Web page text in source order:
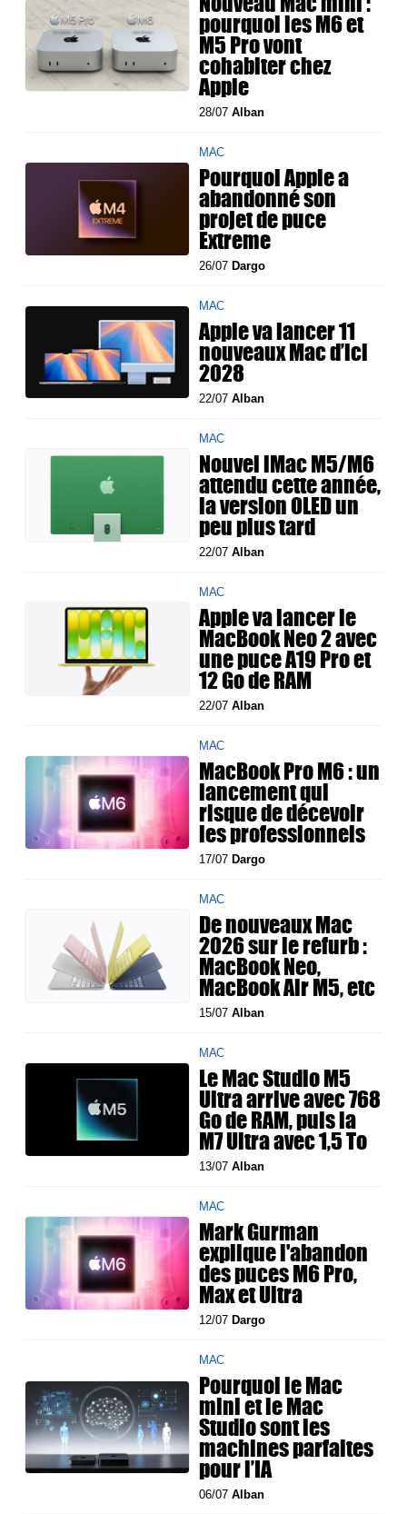
pourquoi les M6 et
M5 Pro vont
cohabiter chez
Apple
28/07Alban
MAC
Pourquoi Apple a
abandonné son
projet de puce
Extreme
26/07 Dargo
MAC
Apple va lancer 11
nouveaux Mac d’ici
2028
22/07Alban
MAC
Nouvel iMac M5/M6
attendu cette année,
la version OLED un
peu plus tard
22/07Alban
MAC
Apple va lancer le
MacBook Neo 2 avec
une puce A19 Pro et
12 Go de RAM
22/07Alban
MAC
MacBook Pro M6 : un
lancement qui
risque de décevoir
les professionnels
17/07 Dargo
MAC
De nouveaux Mac
2026 sur le refurb :
MacBook Neo,
MacBook Air M5, etc
15/07Alban
MAC
Le Mac Studio M5
Ultra arrive avec 768
Go de RAM, puis la
M7 Ultra avec 1,5 To
13/07Alban
MAC
Mark Gurman
explique l'abandon
des puces M6 Pro,
Max et Ultra
12/07 Dargo
MAC
Pourquoi le Mac
mini et le Mac
Studio sont les
machines parfaites
pour l’IA
06/07Alban